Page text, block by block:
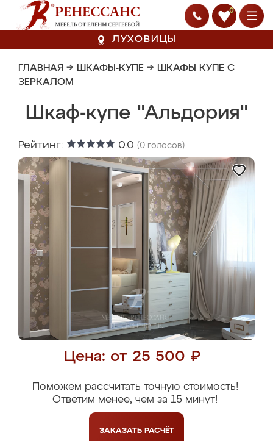
0
ЛУХОВИЦЫ
ГЛАВНАЯ → ШКАФЫ-КУПЕ → ШКАФЫ КУПЕ С
ЗЕРКАЛОМ
Шкаф-купе "Альдория"
Рейтинг: 0.0 (0 голосов)
Цена: от 25 500 ₽
Поможем рассчитать точную стоимость!
Ответим менее, чем за 15 минут!
ЗАКАЗАТЬ РАСЧЁТ